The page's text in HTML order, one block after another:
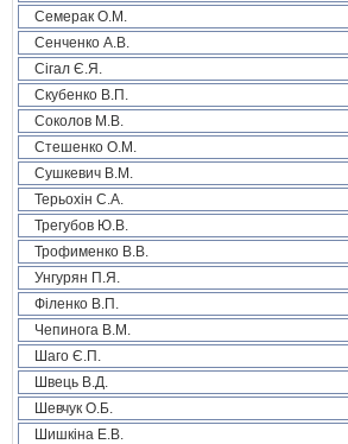
Семерак О.М.
Сенченко А.В.
Сігал Є.Я.
Скубенко В.П.
Соколов М.В.
Стешенко О.М.
Сушкевич В.М.
Терьохін С.А.
Трегубов Ю.В.
Трофименко В.В.
Унгурян П.Я.
Філенко В.П.
Чепинога В.М.
Шаго Є.П.
Швець В.Д.
Шевчук О.Б.
Шишкіна Е.В.